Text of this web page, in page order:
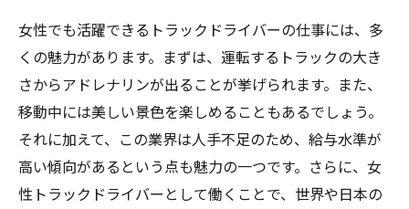
には？
女性でも活躍できるトラックドライバーの仕事には、多
くの魅力があります。まずは、運転するトラックの大き
さからアドレナリンが出ることが挙げられます。また、
移動中には美しい景色を楽しめることもあるでしょう。
それに加えて、この業界は人手不足のため、給与水準が
高い傾向があるという点も魅力の一つです。さらに、女
性トラックドライバーとして働くことで、世界や日本の